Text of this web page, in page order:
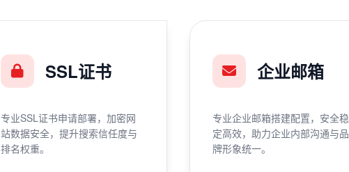
SSL证书
专业SSL证书申请部署，加密网
站数据安全，提升搜索信任度与
排名权重。
企业邮箱
专业企业邮箱搭建配置，安全稳
定高效，助力企业内部沟通与品
牌形象统一。